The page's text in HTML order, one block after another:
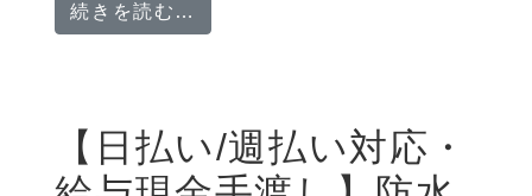
続きを読む…
【日払い/週払い対応・